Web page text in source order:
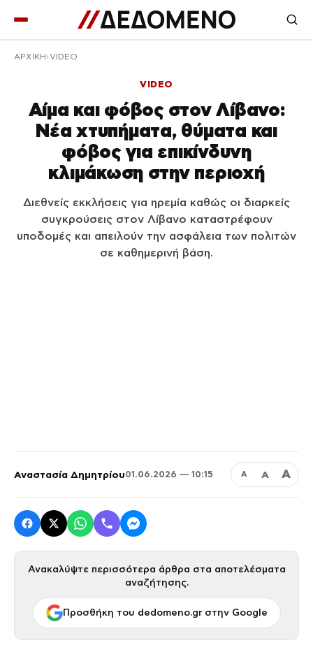
ΑΡΧΙΚΉ VIDEO
VIDEO
Αίμα και φόβος στον Λίβανο:
Νέα χτυπήματα, θύματα και
φόβος για επικίνδυνη
κλιμάκωση στην περιοχή
Διεθνείς εκκλήσεις για ηρεμία καθώς οι διαρκείς
συγκρούσεις στον Λίβανο καταστρέφουν
υποδομές και απειλούν την ασφάλεια των πολιτών
σε καθημερινή βάση.
Αναστασία Δημητρίου01.06.2026 — 10:15 Α Α Α
Ανακαλύψτε περισσότερα άρθρα στα αποτελέσματα
αναζήτησης.
Προσθήκη του dedomeno.gr στην Google